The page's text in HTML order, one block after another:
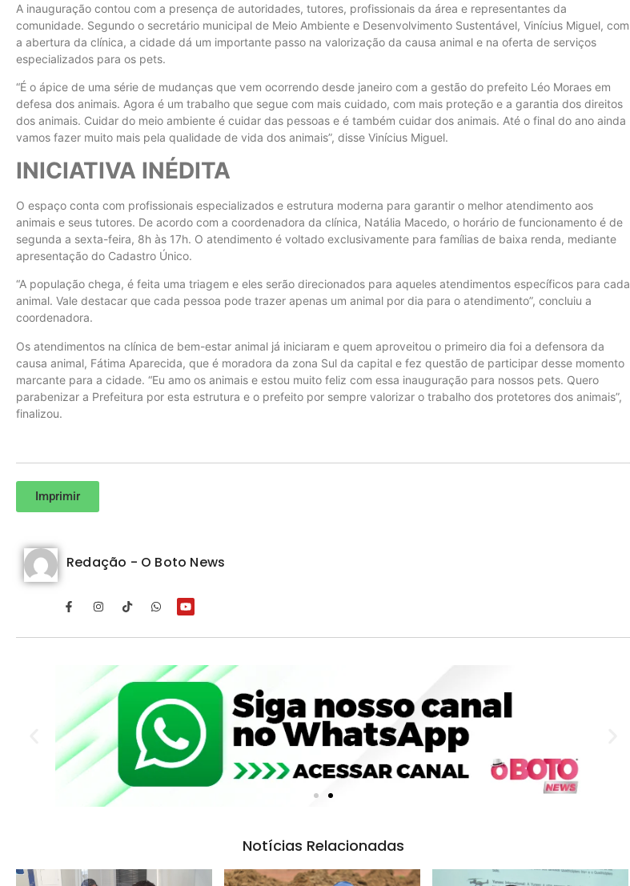
A inauguração contou com a presença de autoridades, tutores, profissionais da área e representantes da
comunidade. Segundo o secretário municipal de Meio Ambiente e Desenvolvimento Sustentável, Vinícius Miguel, com
a abertura da clínica, a cidade dá um importante passo na valorização da causa animal e na oferta de serviços
especializados para os pets.
“É o ápice de uma série de mudanças que vem ocorrendo desde janeiro com a gestão do prefeito Léo Moraes em
defesa dos animais. Agora é um trabalho que segue com mais cuidado, com mais proteção e a garantia dos direitos
dos animais. Cuidar do meio ambiente é cuidar das pessoas e é também cuidar dos animais. Até o final do ano ainda
vamos fazer muito mais pela qualidade de vida dos animais”, disse Vinícius Miguel.
INICIATIVA INÉDITA
O espaço conta com profissionais especializados e estrutura moderna para garantir o melhor atendimento aos
animais e seus tutores. De acordo com a coordenadora da clínica, Natália Macedo, o horário de funcionamento é de
segunda a sexta-feira, 8h às 17h. O atendimento é voltado exclusivamente para famílias de baixa renda, mediante
apresentação do Cadastro Único.
“A população chega, é feita uma triagem e eles serão direcionados para aqueles atendimentos específicos para cada
animal. Vale destacar que cada pessoa pode trazer apenas um animal por dia para o atendimento”, concluiu a
coordenadora.
Os atendimentos na clínica de bem-estar animal já iniciaram e quem aproveitou o primeiro dia foi a defensora da
causa animal, Fátima Aparecida, que é moradora da zona Sul da capital e fez questão de participar desse momento
marcante para a cidade. “Eu amo os animais e estou muito feliz com essa inauguração para nossos pets. Quero
parabenizar a Prefeitura por esta estrutura e o prefeito por sempre valorizar o trabalho dos protetores dos animais”,
finalizou.
Imprimir
Redação - O Boto News
Notícias Relacionadas